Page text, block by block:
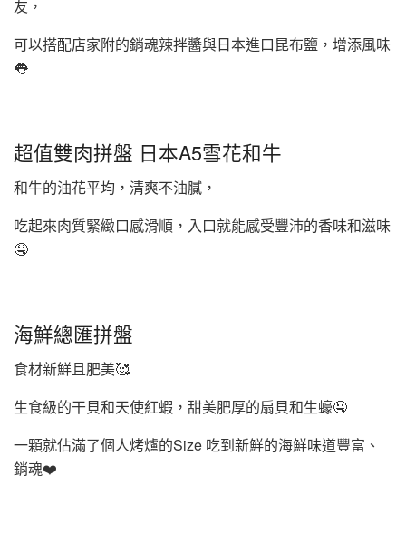
友，
可以搭配店家附的銷魂辣拌醬與日本進口昆布鹽，增添風味
👅
超值雙肉拼盤 日本A5雪花和牛
和牛的油花平均，清爽不油膩，
吃起來肉質緊緻口感滑順，入口就能感受豐沛的香味和滋味
🤤
海鮮總匯拼盤
食材新鮮且肥美🥰
生食級的干貝和天使紅蝦，甜美肥厚的扇貝和生蠔🤤
一顆就佔滿了個人烤爐的Size 吃到新鮮的海鮮味道豐富、
銷魂❤️